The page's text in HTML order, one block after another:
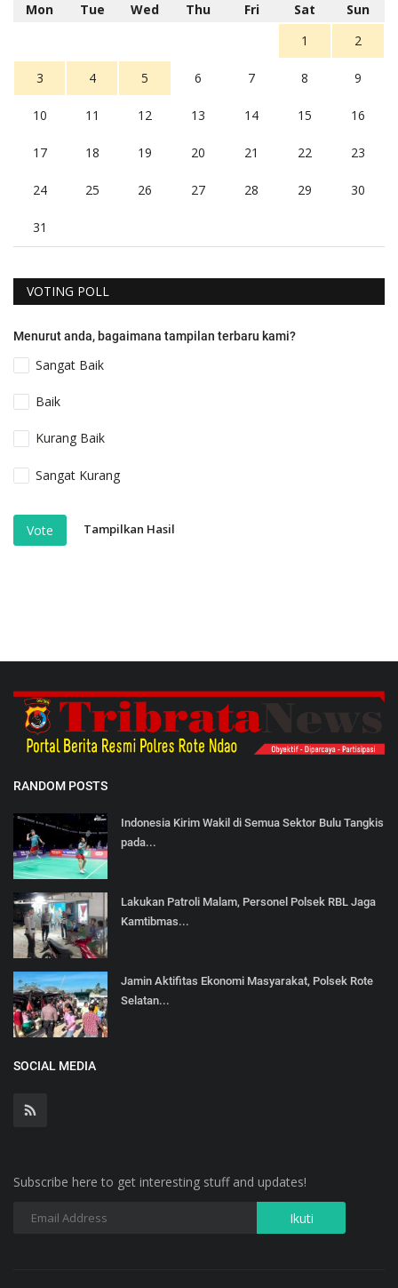
Mon Tue Wed Thu Fri Sat
Sun
1
2
3 4 5 6 7 8 9
10 11 12 13 14 15 16
17 18 19 20 21 22 23
24 25 26 27 28 29 30
31
VOTING POLL
Menurut anda, bagaimana tampilan terbaru kami?
Sangat Baik
Baik
Kurang Baik
Sangat Kurang
Vote Tampilkan Hasil
RANDOM POSTS
Indonesia Kirim Wakil di Semua Sektor Bulu Tangkis
pada...
Lakukan Patroli Malam, Personel Polsek RBL Jaga
Kamtibmas...
Jamin Aktifitas Ekonomi Masyarakat, Polsek Rote
Selatan...
SOCIAL MEDIA
Subscribe here to get interesting stuff and updates!